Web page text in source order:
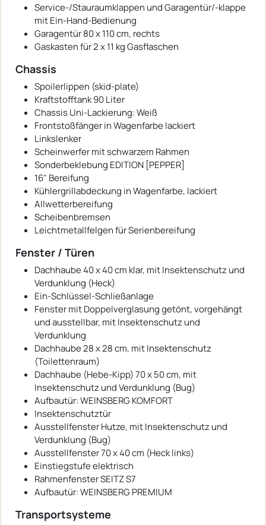
Service-/Stauraumklappen und Garagentür/-klappe
mit Ein-Hand-Bedienung
Garagentür 80 x 110 cm, rechts
Gaskasten für 2 x 11 kg Gasflaschen
Chassis
Spoilerlippen (skid-plate)
Kraftstofftank 90 Liter
Chassis Uni-Lackierung: Weiß
Frontstoßfänger in Wagenfarbe lackiert
Linkslenker
Scheinwerfer mit schwarzem Rahmen
Sonderbeklebung EDITION [PEPPER]
16" Bereifung
Kühlergrillabdeckung in Wagenfarbe, lackiert
Allwetterbereifung
Scheibenbremsen
Leichtmetallfelgen für Serienbereifung
Fenster / Türen
Dachhaube 40 x 40 cm klar, mit Insektenschutz und
Verdunklung (Heck)
Ein-Schlüssel-Schließanlage
Fenster mit Doppelverglasung getönt, vorgehängt
und ausstellbar, mit Insektenschutz und
Verdunklung
Dachhaube 28 x 28 cm, mit Insektenschutz
(Toilettenraum)
Dachhaube (Hebe-Kipp) 70 x 50 cm, mit
Insektenschutz und Verdunklung (Bug)
Aufbautür: WEINSBERG KOMFORT
Insektenschutztür
Ausstellfenster Hutze, mit Insektenschutz und
Verdunklung (Bug)
Ausstellfenster 70 x 40 cm (Heck links)
Einstiegstufe elektrisch
Rahmenfenster SEITZ S7
Aufbautür: WEINSBERG PREMIUM
Transportsysteme